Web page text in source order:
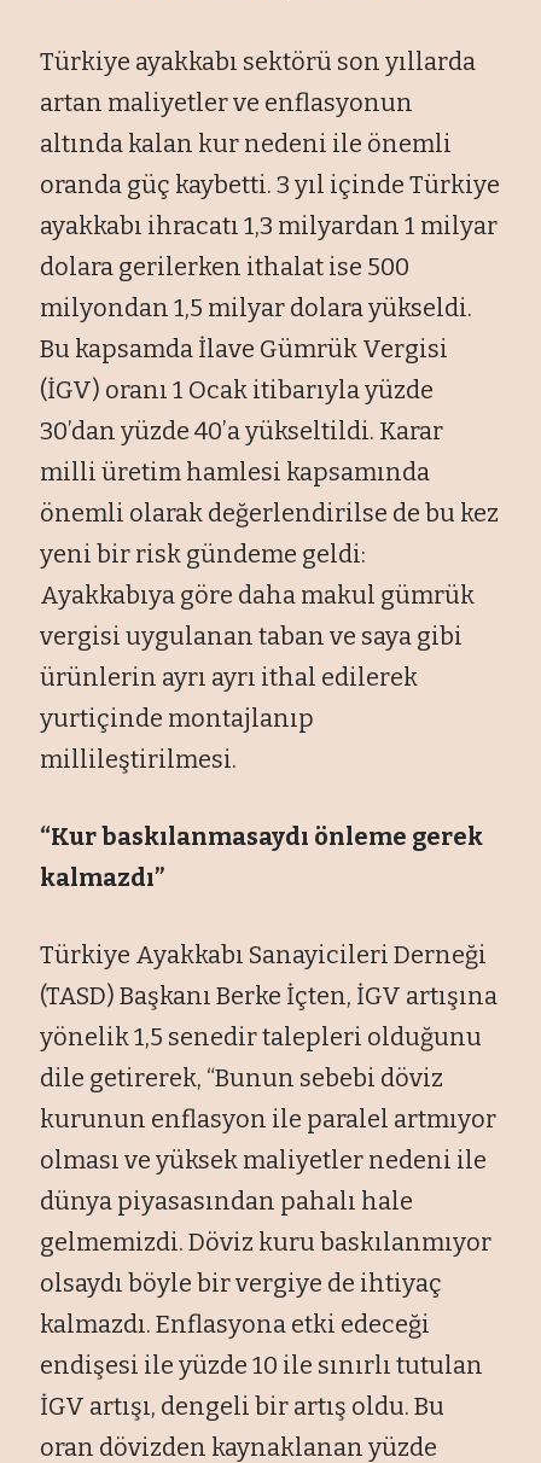
Türkiye ayakkabı sektörü son yıllarda
artan maliyetler ve enflasyonun
altında kalan kur nedeni ile önemli
oranda güç kaybetti. 3 yıl içinde Türkiye
ayakkabı ihracatı 1,3 milyardan 1 milyar
dolara gerilerken ithalat ise 500
milyondan 1,5 milyar dolara yükseldi.
Bu kapsamda İlave Gümrük Vergisi
(İGV) oranı 1 Ocak itibarıyla yüzde
30’dan yüzde 40’a yükseltildi. Karar
milli üretim hamlesi kapsamında
önemli olarak değerlendirilse de bu kez
yeni bir risk gündeme geldi:
Ayakkabıya göre daha makul gümrük
vergisi uygulanan taban ve saya gibi
ürünlerin ayrı ayrı ithal edilerek
yurtiçinde montajlanıp
millileştirilmesi.
“Kur baskılanmasaydı önleme gerek
kalmazdı”
Türkiye Ayakkabı Sanayicileri Derneği
(TASD) Başkanı Berke İçten, İGV artışına
yönelik 1,5 senedir talepleri olduğunu
dile getirerek, “Bunun sebebi döviz
kurunun enflasyon ile paralel artmıyor
olması ve yüksek maliyetler nedeni ile
dünya piyasasından pahalı hale
gelmemizdi. Döviz kuru baskılanmıyor
olsaydı böyle bir vergiye de ihtiyaç
kalmazdı. Enflasyona etki edeceği
endişesi ile yüzde 10 ile sınırlı tutulan
İGV artışı, dengeli bir artış oldu. Bu
oran dövizden kaynaklanan yüzde